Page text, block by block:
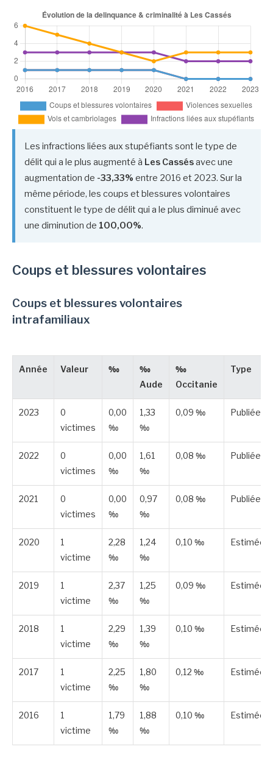
Les infractions liées aux stupéfiants sont le type de
délit qui a le plus augmenté à Les Cassésavec une
augmentation de -33,33% entre 2016 et 2023. Sur la
même période, les coups et blessures volontaires
constituent le type de délit qui a le plus diminué avec
une diminution de 100,00%.
Coups et blessures volontaires
Coups et blessures volontaires
intrafamiliaux
Année Valeur ‰
‰
Aude
‰
Occitanie
Type
2023
0
victimes
0,00
‰
1,33
‰
0,09 ‰ Publiée
2022
0
victimes
0,00
‰
1,61
‰
0,08 ‰ Publiée
2021
0
victimes
0,00
‰
0,97
‰
0,08 ‰ Publiée
2020
1
victime
2,28
‰
1,24
‰
0,10 ‰ Estimée
2019
1
victime
2,37
‰
1,25
‰
0,09 ‰ Estimée
2018
1
victime
2,29
‰
1,39
‰
0,10 ‰ Estimée
2017
1
victime
2,25
‰
1,80
‰
0,12 ‰ Estimée
2016
1
victime
1,79
‰
1,88
‰
0,10 ‰ Estimée